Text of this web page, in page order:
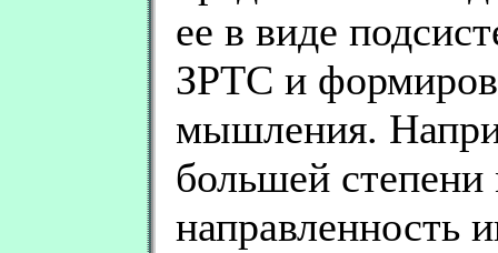
ее в виде
ЗРТС и
мышления.
большей
направленность